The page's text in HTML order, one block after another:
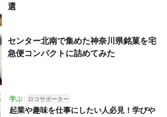
選
センター北南で集めた神奈川県銘菓を宅
急便コンパクトに詰めてみた
学ぶ ロコサポーター
起業や趣味を仕事にしたい人必見！学びや